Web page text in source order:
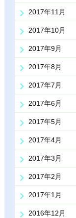
2017年11月
2017年10月
2017年9月
2017年8月
2017年7月
2017年6月
2017年5月
2017年4月
2017年3月
2017年2月
2017年1月
2016年12月